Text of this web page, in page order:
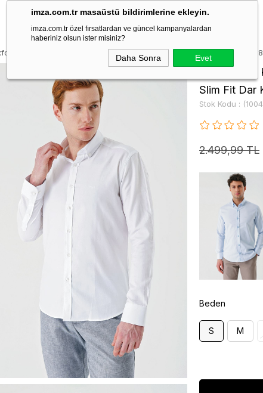
imza.com.tr masaüstü bildirimlerine ekleyin.
imza.com.tr özel fırsatlardan ve güncel kampanyalardan
haberiniz olsun ister misiniz?
Daha Sonra Evet
Cepsiz %100 Pamuk Klasik Slim Fit Dar Kesim Gömlek 1004240188
Beyaz
Slim Fit Dar
Stok Kodu
2.499,99 TL
Beden
S M